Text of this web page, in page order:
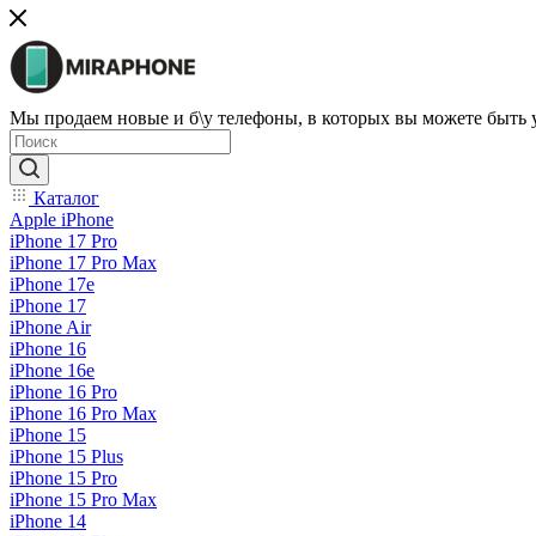
Мы продаем новые и б\у телефоны, в которых вы можете быть
Каталог
Apple iPhone
iPhone 17 Pro
iPhone 17 Pro Max
iPhone 17e
iPhone 17
iPhone Air
iPhone 16
iPhone 16e
iPhone 16 Pro
iPhone 16 Pro Max
iPhone 15
iPhone 15 Plus
iPhone 15 Pro
iPhone 15 Pro Max
iPhone 14